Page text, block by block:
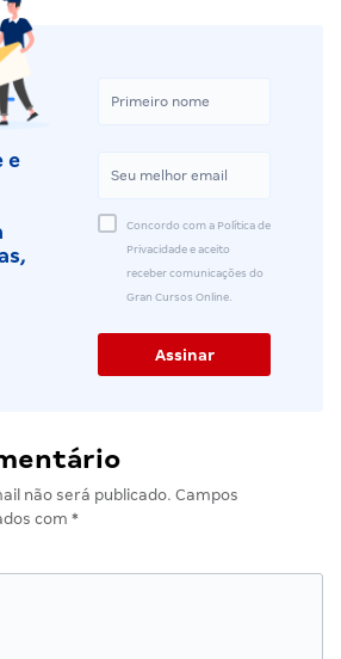
e
Concordo com a Política de
Privacidade e aceito
receber comunicações do
Gran Cursos Online.
não será publicado. Campos
com *